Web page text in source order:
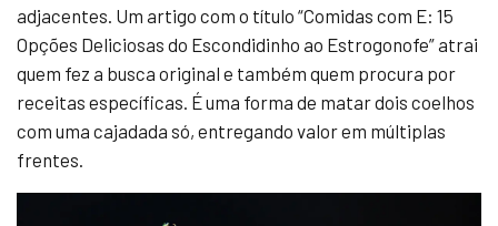
adjacentes. Um artigo com o título “Comidas com E: 15
Opções Deliciosas do Escondidinho ao Estrogonofe” atrai
quem fez a busca original e também quem procura por
receitas específicas. É uma forma de matar dois coelhos
com uma cajadada só, entregando valor em múltiplas
frentes.